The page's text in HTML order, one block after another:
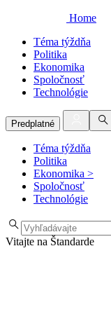
Home
Téma týždňa
Politika
Ekonomika
Spoločnosť
Technológie
Predplatné
Téma týždňa
Politika
Ekonomika >
Spoločnosť
Technológie
Vitajte na Štandarde